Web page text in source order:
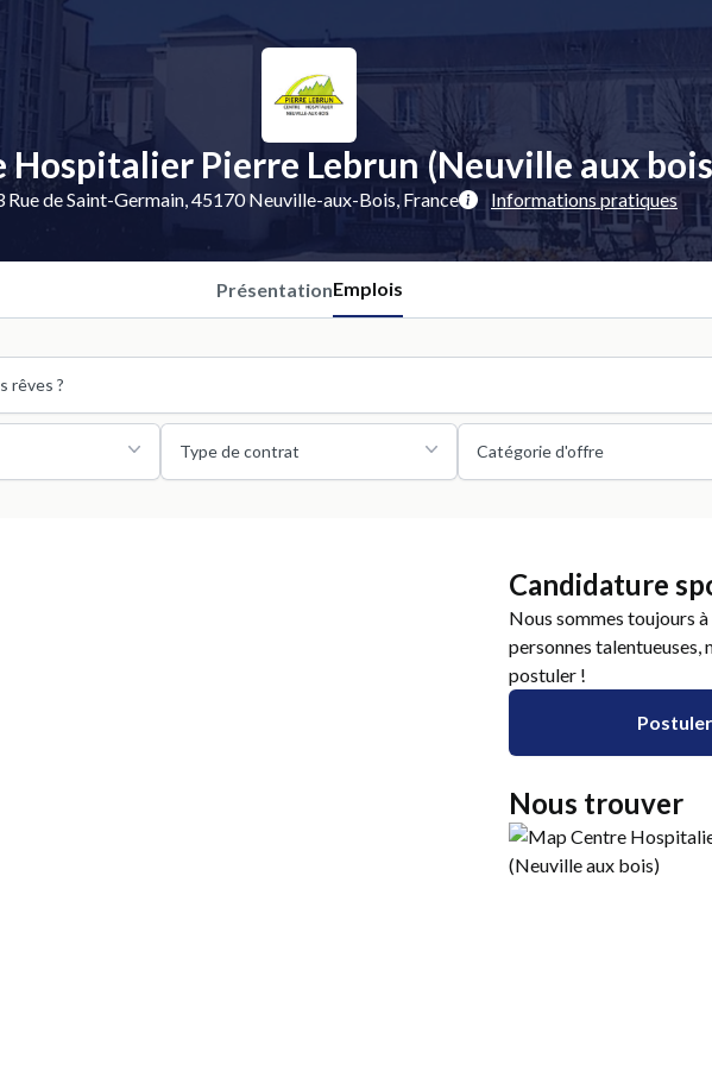
Hospitalier Pierre Lebrun (Neuville aux
Rue de Saint-Germain, 45170 Neuville-aux-Bois, France Informations pratiques
PrésentationEmplois
Type de contrat Catégorie d'offre
Candidature
Nous sommes toujours
personnes talentueuses,
postuler !
Postuler
Nous trouver